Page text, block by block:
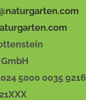
5000 0035 9216